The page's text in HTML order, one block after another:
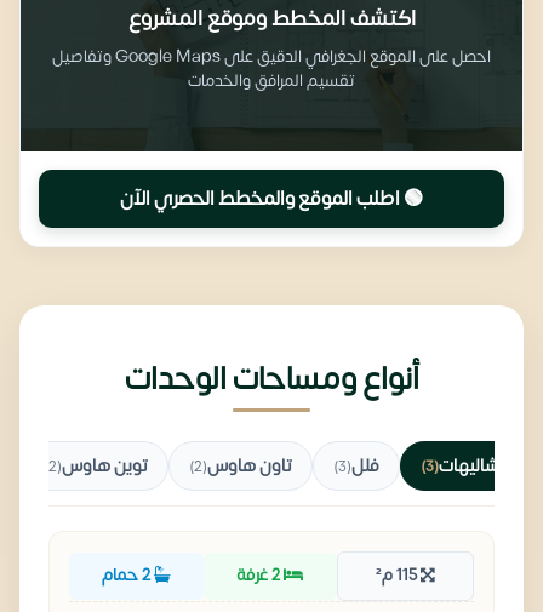
اكتشف المخطط وموقع المشروع
احصل على الموقع الجغرافي الدقيق على Google Maps وتفاصيل
تقسيم المرافق والخدمات
🟢 اطلب الموقع والمخطط الحصري الآن
أنواع ومساحات الوحدات
شاليهات(3) فلل(3) تاون هاوس(2) توين هاوس(2)
115 م² 2 غرفة 2 حمام